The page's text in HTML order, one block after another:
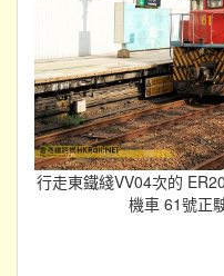
行走東鐵綫VV04次的
機車 61號正